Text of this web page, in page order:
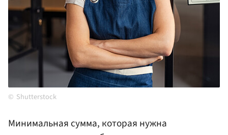
Shutterstock
Минимальная сумма, которая нужна